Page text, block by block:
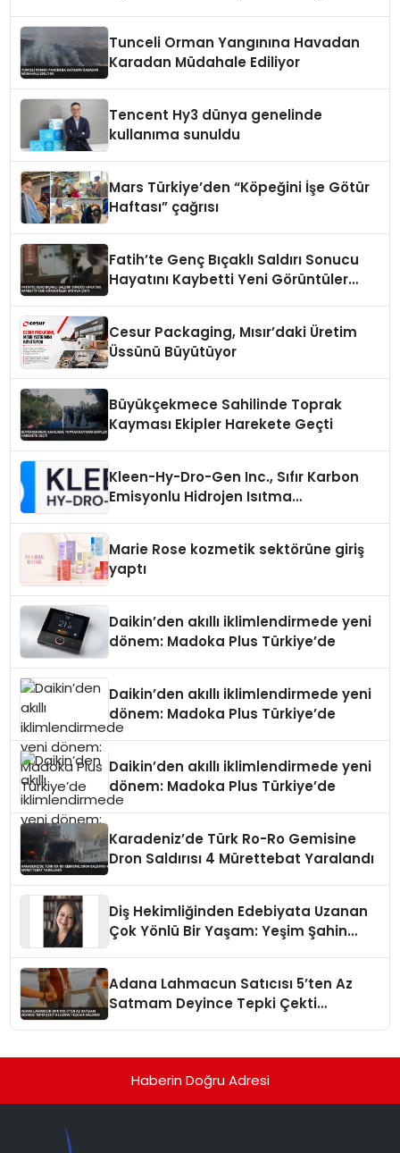
Tunceli Orman Yangınına Havadan
Karadan Müdahale Ediliyor
Tencent Hy3 dünya genelinde
kullanıma sunuldu
Mars Türkiye’den “Köpeğini İşe Götür
Haftası” çağrısı
Fatih’te Genç Bıçaklı Saldırı Sonucu
Hayatını Kaybetti Yeni Görüntüler
Cesur Packaging, Mısır’daki Üretim
Üssünü Büyütüyor
Büyükçekmece Sahilinde Toprak
Kayması Ekipler Harekete Geçti
Kleen-Hy-Dro-Gen Inc., Sıfır Karbon
Emisyonlu Hidrojen Isıtma
Marie Rose kozmetik sektörüne giriş
yaptı
Daikin’den akıllı iklimlendirmede yeni
dönem: Madoka Plus Türkiye’de
Daikin’den akıllı iklimlendirmede yeni
dönem: Madoka Plus Türkiye’de
Daikin’den akıllı iklimlendirmede yeni
dönem: Madoka Plus Türkiye’de
Karadeniz’de Türk Ro-Ro Gemisine
Dron Saldırısı 4 Mürettebat Yaralandı
Diş Hekimliğinden Edebiyata Uzanan
Çok Yönlü Bir Yaşam: Yeşim Şahin
Adana Lahmacun Satıcısı 5’ten Az
Satmam Deyince Tepki Çekti
Haberin Doğru Adresi